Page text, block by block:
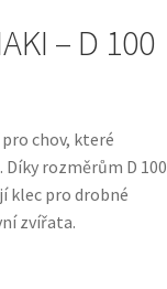
– D 100
chov, které
rozměrům D 100
klec pro drobné
zvířata.